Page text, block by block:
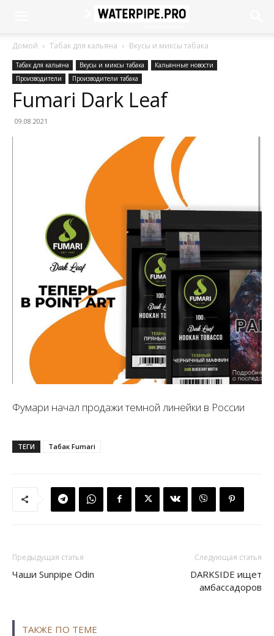
Домой Табак для кальяна Вкусы и миксы табака
Табак для кальяна Вкусы и миксы табака
Кальянные новости
Производители
Производители табака
Fumari Dark Leaf
09.08.2021
Фумари начал продажи темной линейки в России
ТЕГИ Табак Fumari
Предыдущая статья
Чаши Sunpipe Odin
Следующая статья
DARKSIDE ищет
амбассадоров
ТАКЖЕ ПО ТЕМЕ